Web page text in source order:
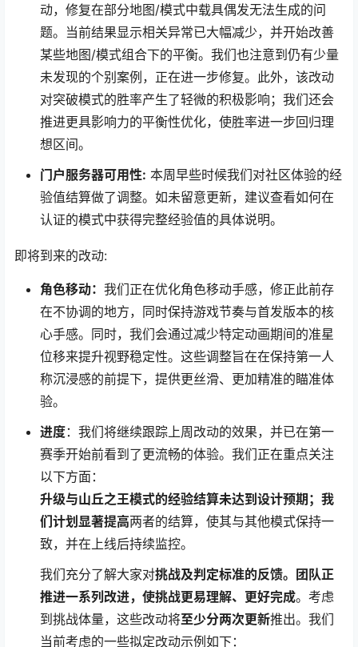
动，修复在部分地图/模式中载具偶发无法生成的问
题。当前结果显示相关异常已大幅减少，并开始改善
某些地图/模式组合下的平衡。我们也注意到仍有少量
未发现的个别案例，正在进一步修复。此外，该改动
对突破模式的胜率产生了轻微的积极影响；我们还会
推进更具影响力的平衡性优化，使胜率进一步回归理
想区间。
门户服务器可用性: 本周早些时候我们对社区体验的经
验值结算做了调整。如未留意更新，建议查看如何在
认证的模式中获得完整经验值的具体说明。
即将到来的改动:
角色移动： 我们正在优化角色移动手感，修正此前存
在不协调的地方，同时保持游戏节奏与首发版本的核
心手感。同时，我们会通过减少特定动画期间的准星
位移来提升视野稳定性。这些调整旨在在保持第一人
称沉浸感的前提下，提供更丝滑、更加精准的瞄准体
验。
进度：我们将继续跟踪上周改动的效果，并已在第一
赛季开始前看到了更流畅的体验。我们正在重点关注
以下方面：
升级与山丘之王模式的经验结算未达到设计预期；我
们计划显著提高两者的结算，使其与其他模式保持一
致，并在上线后持续监控。
我们充分了解大家对挑战及判定标准的反馈。团队正
推进一系列改进，使挑战更易理解、更好完成。考虑
到挑战体量，这些改动将至少分两次更新推出。我们
当前考虑的一些拟定改动示例如下：